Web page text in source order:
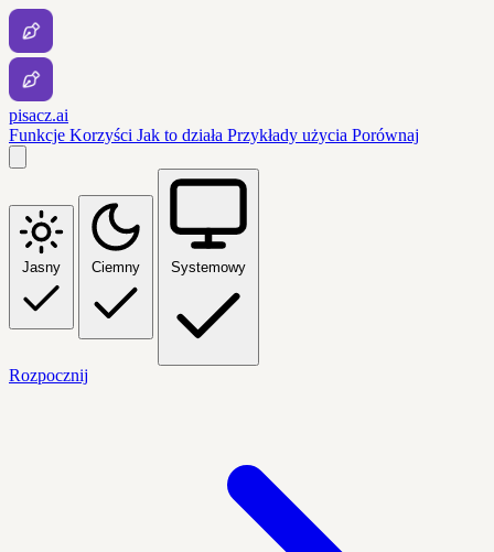
pisacz.ai
Funkcje Korzyści Jak to działa Przykłady użycia Porównaj
Jasny Ciemny Systemowy
Rozpocznij